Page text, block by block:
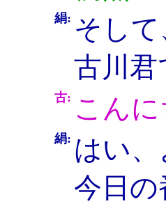
絹: そし
古川君
古: こん
絹: はい
今日